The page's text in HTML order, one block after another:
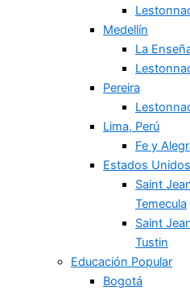
Medellín
La
Pereira
Lima, Perú
Fe y
Estados Unidos
Saint
Temecula
Saint
Tustin
Educación Popular
Bogotá